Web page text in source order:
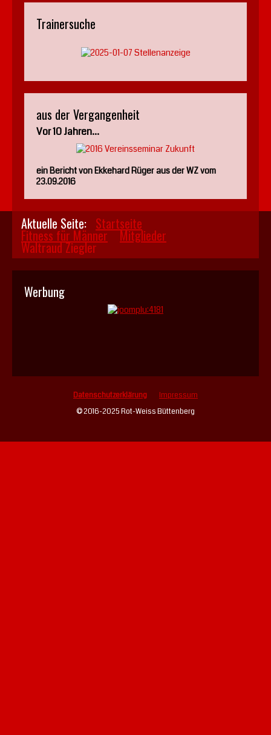
Trainersuche
aus der Vergangenheit
Vor 10 Jahren...
ein Bericht von Ekkehard Rüger aus der WZ vom
23.09.2016
Aktuelle Seite: Startseite
Fitness für Männer Mitglieder
Waltraud Ziegler
Werbung
Datenschutzerklärung
Impressum
© 2016-2025 Rot-Weiss Büttenberg